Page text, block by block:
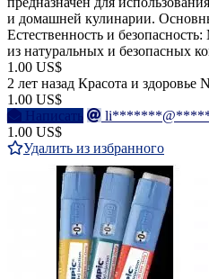
и домашней кулинарии.
Естественность и
из натуральных и безопасных
1.00 US$
2 лет назад Красота и здоровье
1.00 US$
Написать
1.00 US$
Удалить из избранного